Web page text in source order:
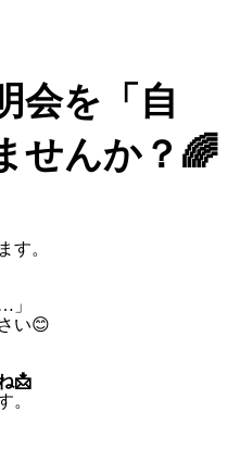
会を「自
せんか？🌈
す。
」
い😊
📩
。